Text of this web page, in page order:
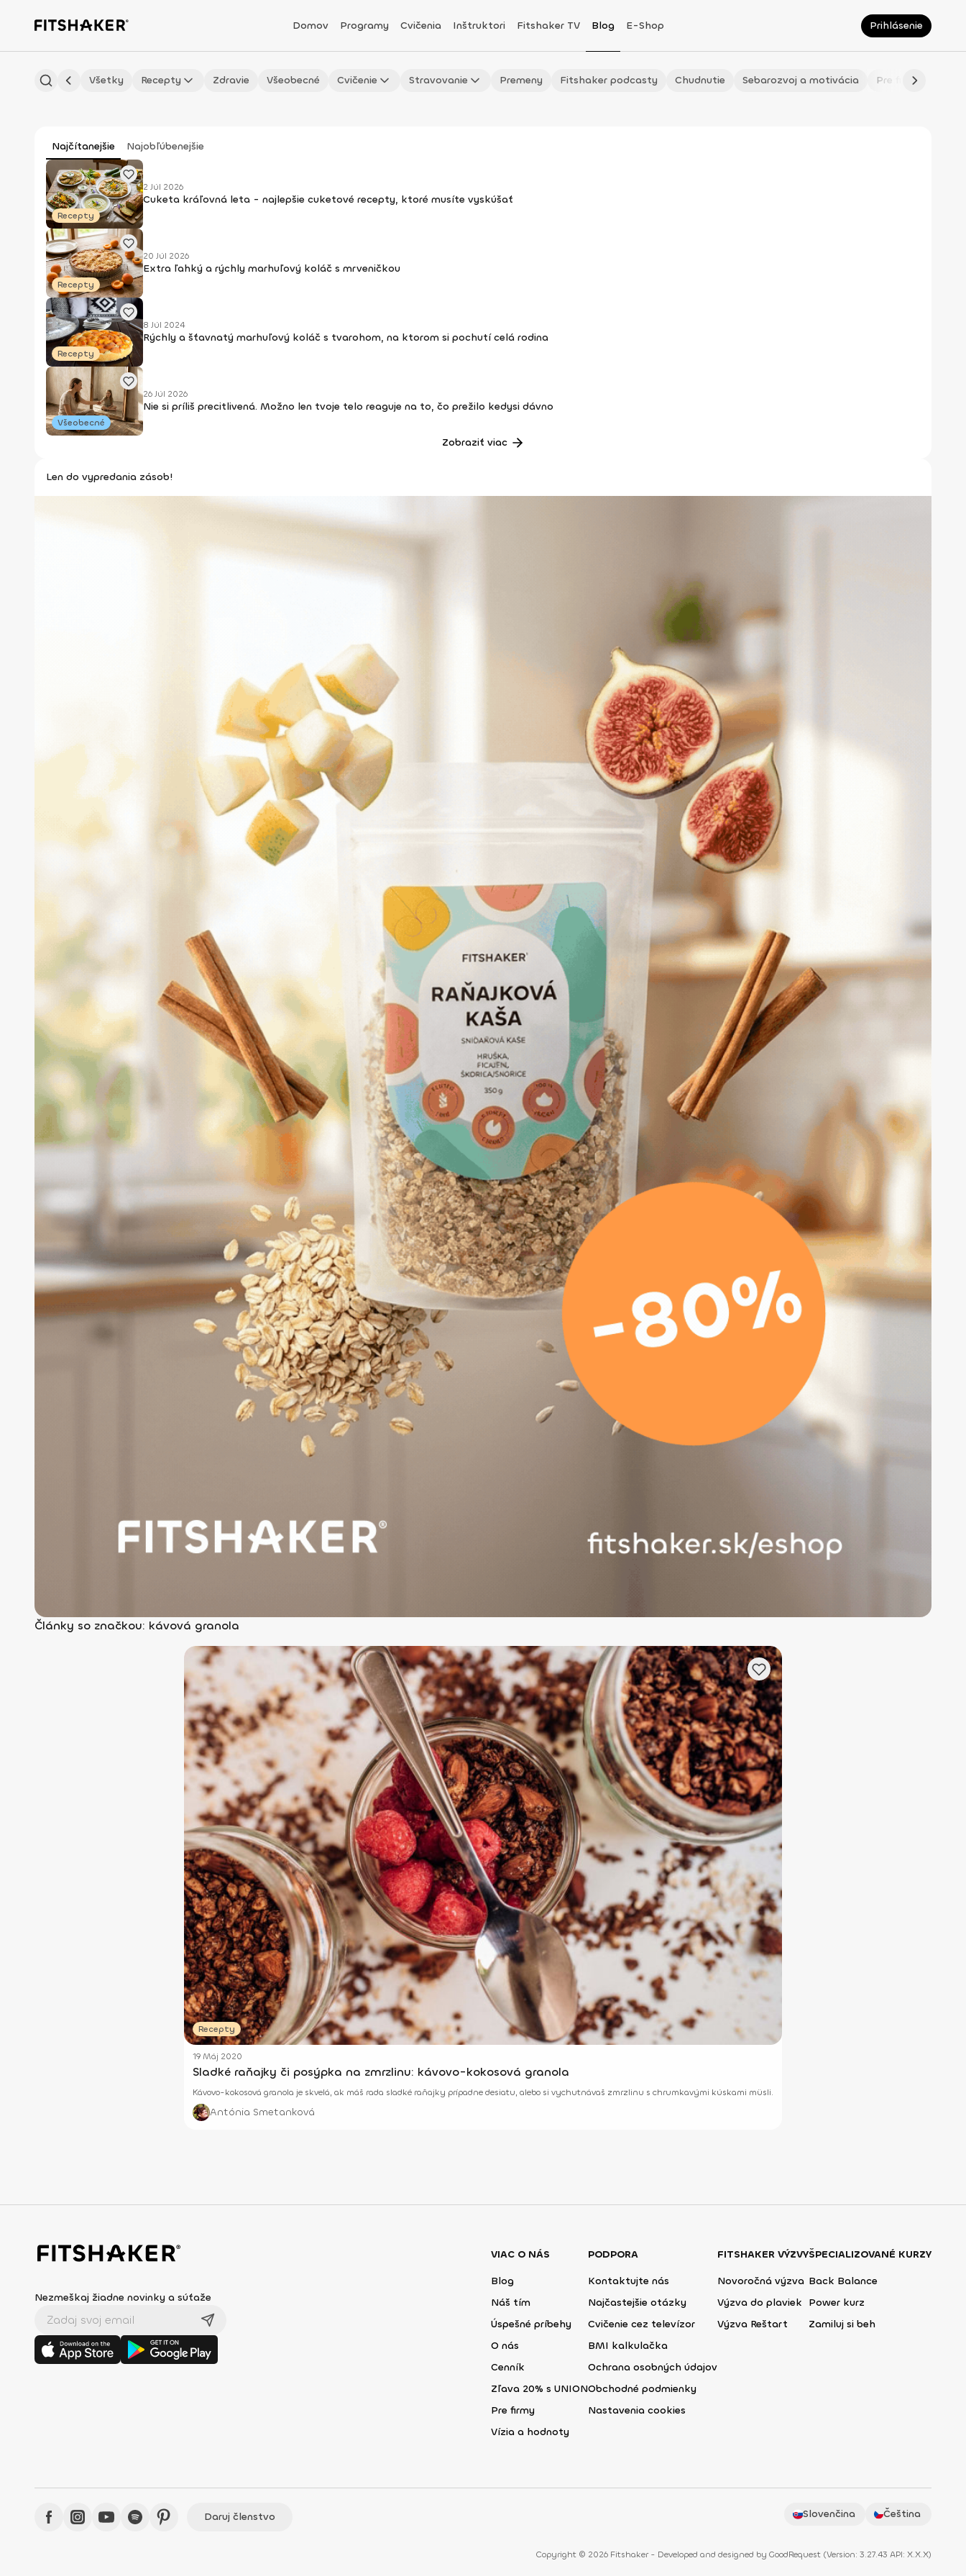
Domov Programy Cvičenia Inštruktori Fitshaker TV Blog E-Shop Prihlásenie
Všetky Recepty Zdravie Všeobecné Cvičenie Stravovanie Premeny Fitshaker podcasty Chudnutie Sebarozvoj a motivácia Pre fitmaminky
Najčítanejšie Najobľúbenejšie
Recepty
2 Júl 2026
Cuketa kráľovná leta - najlepšie cuketové recepty, ktoré musíte vyskúšať
Recepty
20 Júl 2026
Extra ľahký a rýchly marhuľový koláč s mrveničkou
Recepty
8 Júl 2024
Rýchly a šťavnatý marhuľový koláč s tvarohom, na ktorom si pochutí celá rodina
Všeobecné
26 Júl 2026
Nie si príliš precitlivená. Možno len tvoje telo reaguje na to, čo prežilo kedysi dávno
Zobraziť viac
Len do vypredania zásob!
Články so značkou: kávová granola
Recepty
19 Máj 2020
Sladké raňajky či posýpka na zmrzlinu: kávovo-kokosová granola
Kávovo-kokosová granola je skvelá, ak máš rada sladké raňajky prípadne desiatu, alebo si vychutnávaš zmrzlinu s chrumkavými kúskami müsli.
Antónia Smetanková
Nezmeškaj žiadne novinky a súťaže
VIAC O NÁS
Blog
Náš tím
Úspešné príbehy
O nás
Cenník
Zľava 20% s UNION
Pre firmy
Vízia a hodnoty
PODPORA
Kontaktujte nás
Najčastejšie otázky
Cvičenie cez televízor
BMI kalkulačka
Ochrana osobných údajov
Obchodné podmienky
Nastavenia cookies
FITSHAKER VÝZVY
Novoročná výzva
Výzva do plaviek
Výzva Reštart
ŠPECIALIZOVANÉ KURZY
Back Balance
Power kurz
Zamiluj si beh
Daruj členstvo Slovenčina Čeština
Copyright © 2026 Fitshaker - Developed and designed by GoodRequest (Version: 3.27.43 API: X.X.X)